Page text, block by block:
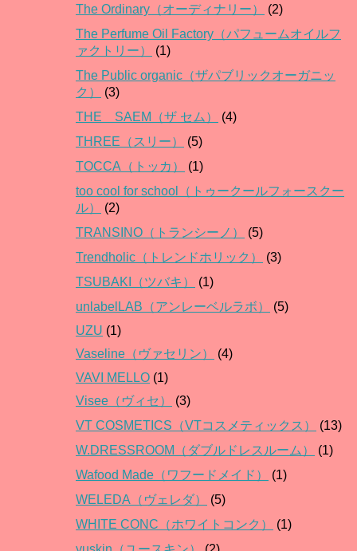
The Ordinary（オーディナリー）
(2)
The Perfume Oil Factory（パフュームオイルフ
ァクトリー）
(1)
The Public organic（ザパブリックオーガニッ
ク）
(3)
THE SAEM（ザ セム）
(4)
THREE（スリー）
(5)
TOCCA（トッカ）
(1)
too cool for school（トゥークールフォースクー
ル）
(2)
TRANSINO（トランシーノ）
(5)
Trendholic（トレンドホリック）
(3)
TSUBAKI（ツバキ）
(1)
unlabelLAB（アンレーベルラボ）
(5)
UZU (1)
Vaseline（ヴァセリン）
(4)
VAVI MELLO (1)
Visee（ヴィセ）
(3)
VT COSMETICS（VTコスメティックス）
(13)
W.DRESSROOM（ダブルドレスルーム）
(1)
Wafood Made（ワフードメイド）
(1)
WELEDA（ヴェレダ）
(5)
WHITE CONC（ホワイトコンク）
(1)